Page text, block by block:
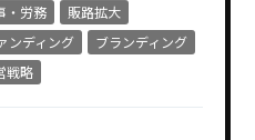
・労務
販路拡大
ンディング
ブランディング
戦略